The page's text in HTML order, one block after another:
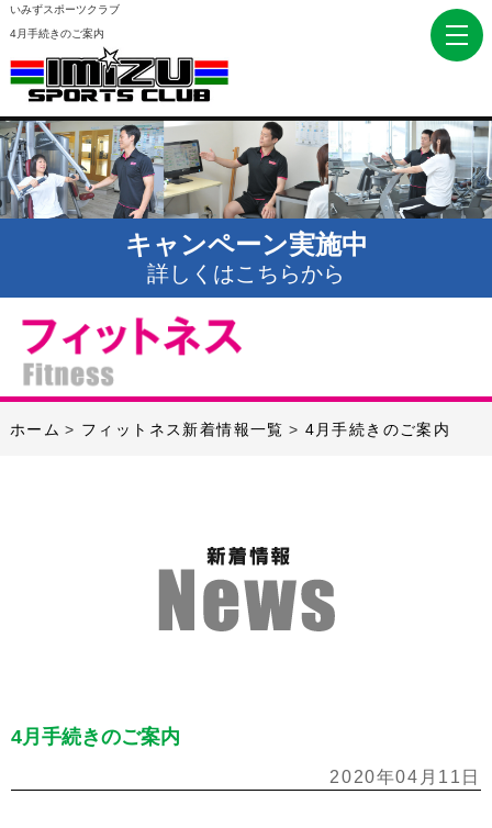
いみずスポーツクラブ
4月手続きのご案内
キャンペーン実施中
詳しくはこちらから
ホーム フィットネス新着情報一覧 4月手続きのご案内
4月手続きのご案内
2020年04月11日